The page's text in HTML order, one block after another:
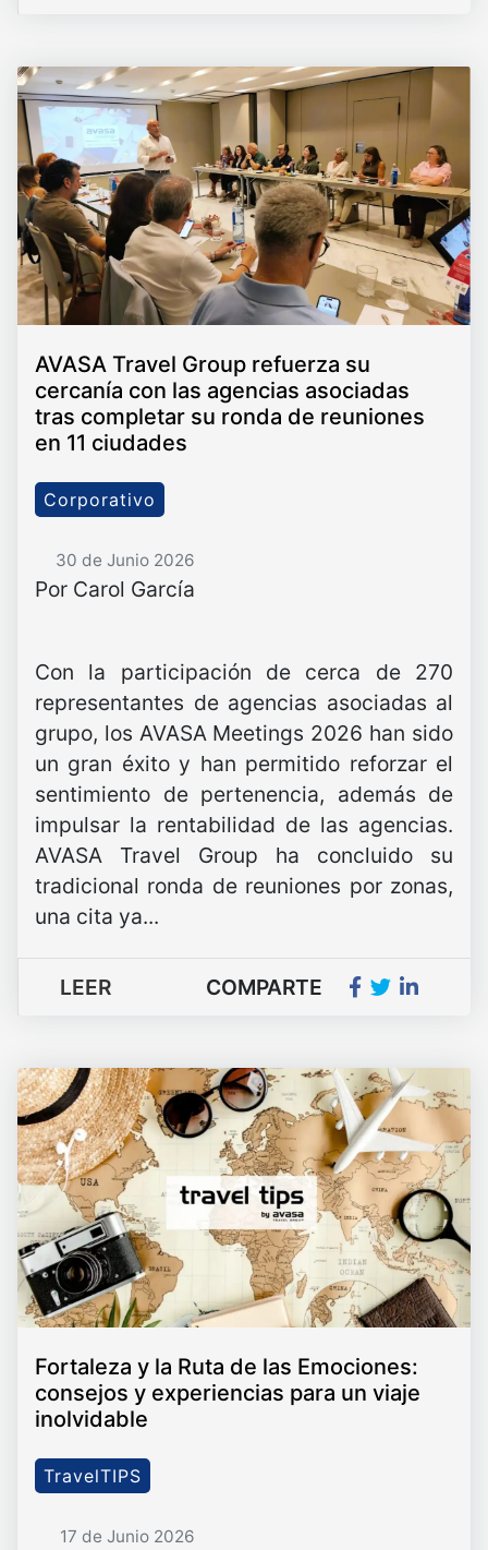
AVASA Travel Group refuerza su
cercanía con las agencias asociadas
tras completar su ronda de reuniones
en 11 ciudades
Corporativo
30 de Junio 2026
Por Carol García
Con la participación de cerca de 270
representantes de agencias asociadas al
grupo, los AVASA Meetings 2026 han sido
un gran éxito y han permitido reforzar el
sentimiento de pertenencia, además de
impulsar la rentabilidad de las agencias.
AVASA Travel Group ha concluido su
tradicional ronda de reuniones por zonas,
una cita ya...
LEER COMPARTE
Fortaleza y la Ruta de las Emociones:
consejos y experiencias para un viaje
inolvidable
TravelTIPS
17 de Junio 2026